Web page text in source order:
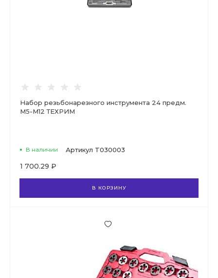
Набор резьбонарезного инструмента 24 предм.
М5-М12 ТЕХРИМ
В наличии Артикул T030003
1 700.29 ₽
В КОРЗИНУ